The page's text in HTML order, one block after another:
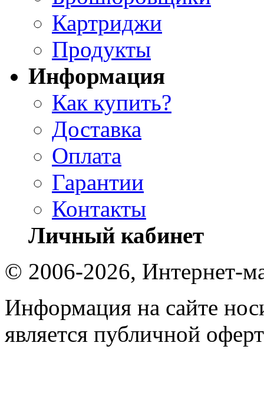
Картриджи
Продукты
Информация
Как купить?
Доставка
Оплата
Гарантии
Контакты
Личный кабинет
© 2006-2026, Интернет-
Информация на сайте
является публичной